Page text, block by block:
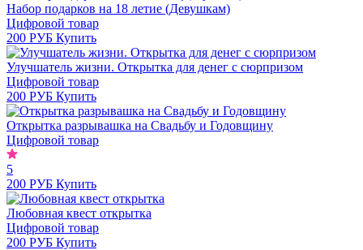
Набор подарков на 18 летие (Девушкам)
Цифровой товар
200 РУБ Купить
Улучшатель жизни. Открытка для денег с сюрпризом
Цифровой товар
200 РУБ Купить
Открытка разрывашка на Свадьбу и Годовщину
Цифровой товар
5
200 РУБ Купить
Любовная квест открытка
Цифровой товар
200 РУБ Купить